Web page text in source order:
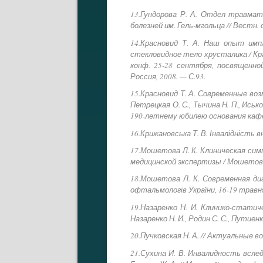
13.Гундорова Р. А. Отдел
болезней им. Гель-мгольца //
14.Красновид Т. А. Наш опыт
стекловидное тело хрусталика /
конф. 25-28 сентября,
Россия, 2008. — С.93.
15.Красновид Т. А. Современные
Петрецкая О. С., Тычина Н. П.,
190-летнему юбилею основания
16.Крижановська Т. В.
17.Мошетова Л. К. Клиническая
медицинской экспертизы /
18.Мошетова Л. К. Современная
офтальмологів України, 16-19
19.Назаренко Н. И. Клинико-
Назаренко Н. И., Родин С. С.,
20.Пучковская Н. А. // Актуальные
21.Сухина И. В. Инвалидность